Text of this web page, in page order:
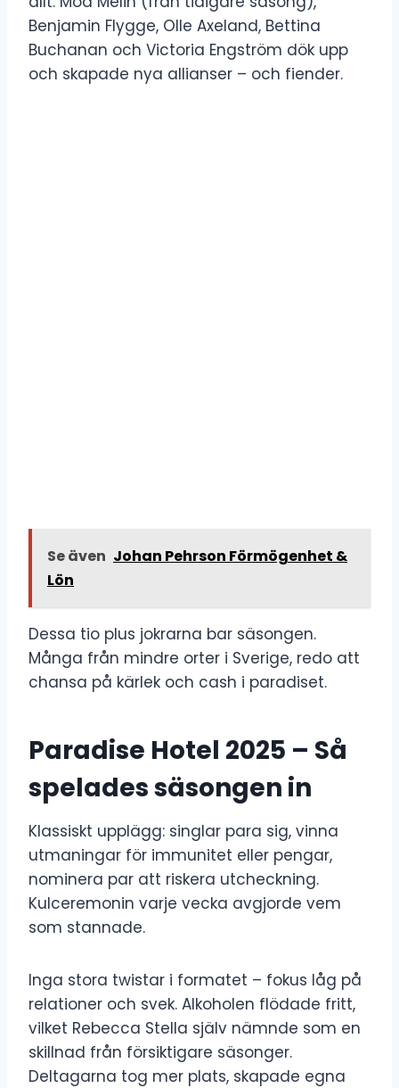
Benjamin Flygge, Olle Axeland, Bettina
Buchanan och Victoria Engström dök upp
och skapade nya allianser – och fiender.
Se även Johan Pehrson Förmögenhet &
Lön
Dessa tio plus jokrarna bar säsongen.
Många från mindre orter i Sverige, redo att
chansa på kärlek och cash i paradiset.
Paradise Hotel 2025 – Så
spelades säsongen in
Klassiskt upplägg: singlar para sig, vinna
utmaningar för immunitet eller pengar,
nominera par att riskera utcheckning.
Kulceremonin varje vecka avgjorde vem
som stannade.
Inga stora twistar i formatet – fokus låg på
relationer och svek. Alkoholen flödade fritt,
vilket Rebecca Stella själv nämnde som en
skillnad från försiktigare säsonger.
Deltagarna tog mer plats, skapade egna